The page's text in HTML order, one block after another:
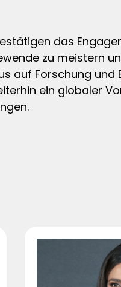
das
zu meistern
auf Forschung und
ein globaler